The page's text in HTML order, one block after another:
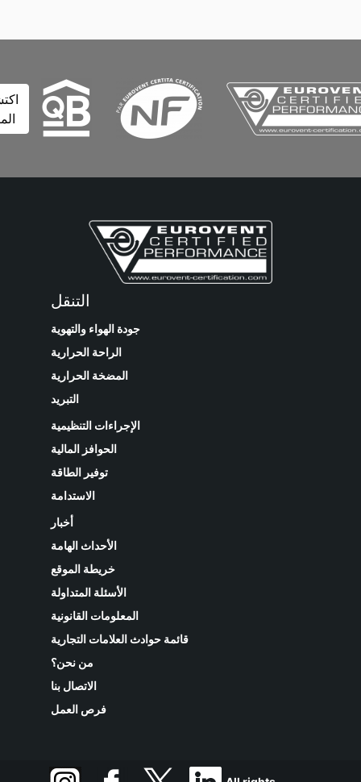
اكتشف
المزيد
التنقل
جودة الهواء والتهوية
الراحة الحرارية
المضخة الحرارية
الإجراءات التنظيمية
الحوافز المالية
توفير الطاقة
الاستدامة
الأحداث الهامة
خريطة الموقع
الأسئلة المتداولة
المعلومات القانونية
قائمة حوادث العلامات التجارية
من نحن؟
الاتصال بنا
فرص العمل